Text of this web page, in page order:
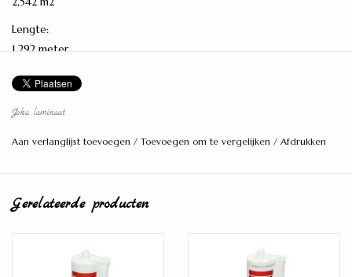
Lengte:
1,292 meter
Breedte:
8 millimeter
Joka laminaat
Aan verlanglijst toevoegen /Toevoegen om te vergelijken / Afdrukken
Gerelateerde producten